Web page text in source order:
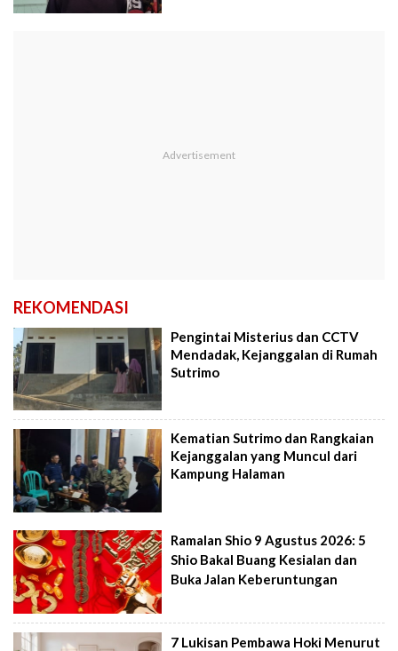
REKOMENDASI
Pengintai Misterius dan CCTV
Mendadak, Kejanggalan di Rumah
Sutrimo
Kematian Sutrimo dan Rangkaian
Kejanggalan yang Muncul dari
Kampung Halaman
Ramalan Shio 9 Agustus 2026: 5
Shio Bakal Buang Kesialan dan
Buka Jalan Keberuntungan
7 Lukisan Pembawa Hoki Menurut